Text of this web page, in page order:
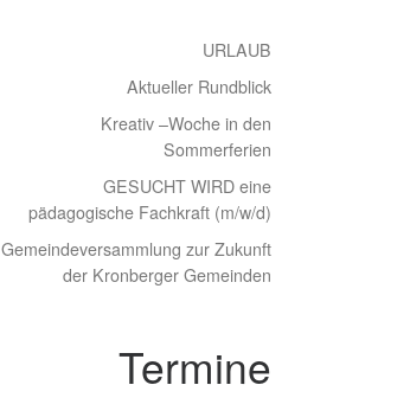
URLAUB
Aktueller Rundblick
Kreativ –Woche in den
Sommerferien
GESUCHT WIRD eine
pädagogische Fachkraft (m/w/d)
Gemeindeversammlung zur Zukunft
der Kronberger Gemeinden
Termine